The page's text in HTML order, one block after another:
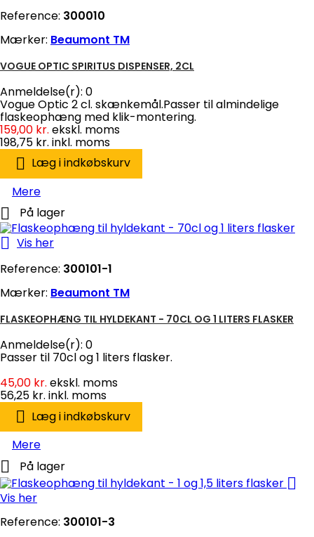
Reference: 300010
Mærker: Beaumont TM
VOGUE OPTIC SPIRITUS DISPENSER, 2CL
Anmeldelse(r): 0
Vogue Optic 2 cl. skænkemål.Passer til almindelige
flaskeophæng med klik-montering.
159,00 kr. ekskl. moms
198,75 kr. inkl. moms
 Læg i indkøbskurv
Mere
 På lager
 Vis her
Reference: 300101-1
Mærker: Beaumont TM
FLASKEOPHÆNG TIL HYLDEKANT - 70CL OG 1 LITERS FLASKER
Anmeldelse(r): 0
Passer til 70cl og 1 liters flasker.
45,00 kr. ekskl. moms
56,25 kr. inkl. moms
 Læg i indkøbskurv
Mere
 På lager

Vis her
Reference: 300101-3